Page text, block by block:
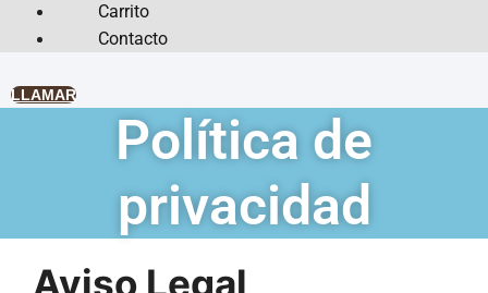
Carrito
Contacto
LLAMAR
Política de
privacidad
Aviso Legal